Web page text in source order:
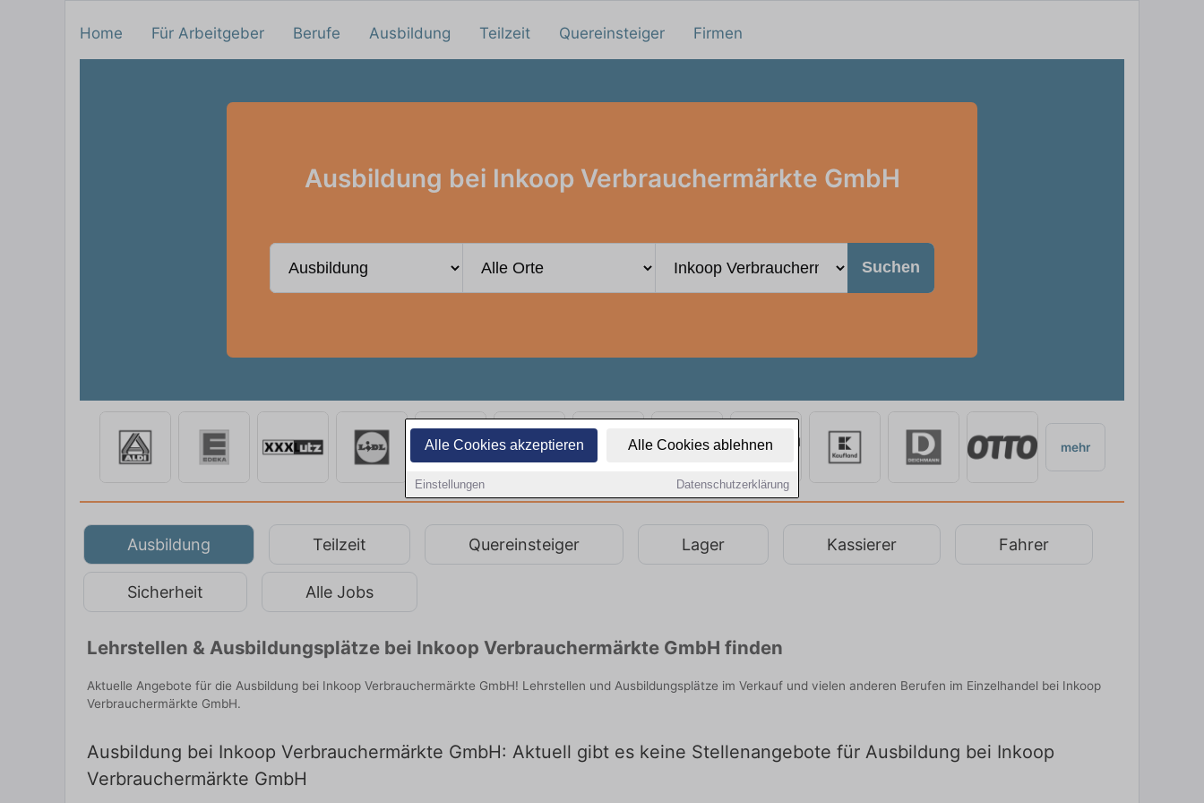
Alle Cookies akzeptieren Alle Cookies ablehnen
Einstellungen Datenschutzerklärung
Home Für Arbeitgeber Berufe Ausbildung Teilzeit Quereinsteiger Firmen
Ausbildung bei Inkoop Verbrauchermärkte GmbH
Suchen
mehr
Ausbildung Teilzeit Quereinsteiger Lager Kassierer Fahrer
Sicherheit Alle Jobs
Lehrstellen & Ausbildungsplätze bei Inkoop Verbrauchermärkte GmbH finden
Aktuelle Angebote für die Ausbildung bei Inkoop Verbrauchermärkte GmbH! Lehrstellen und Ausbildungsplätze im Verkauf und vielen anderen Berufen im Einzelhandel bei Inkoop
Verbrauchermärkte GmbH.
Ausbildung bei Inkoop Verbrauchermärkte GmbH: Aktuell gibt es keine Stellenangebote für Ausbildung bei Inkoop
Verbrauchermärkte GmbH